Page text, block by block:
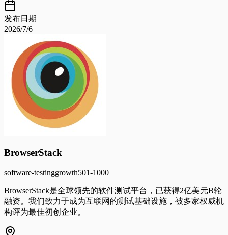
发布日期
2026/7/6
BrowserStack
software-testinggrowth501-1000
BrowserStack是全球领先的软件测试平台，已获得2亿美元B轮
融资。我们致力于成为互联网的测试基础设施，被多家权威机
构评为最佳初创企业。